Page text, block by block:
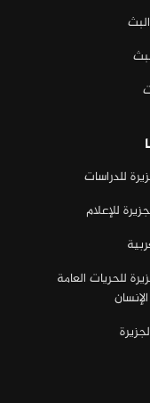
للدراسات
للإعلام
للحريات العامة